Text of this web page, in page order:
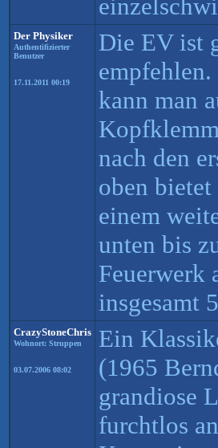
Der Physiker
Authentifizierter
Benutzer
17.11.2011 00:19
Die EV ist
kann man
nach den
oben
einem
unten bis
Feuerwerk
insgesamt
CrazyStoneChris
Wohnort: Struppen
03.07.2006 08:02
Ein
(1965
grandiose
furchtlos